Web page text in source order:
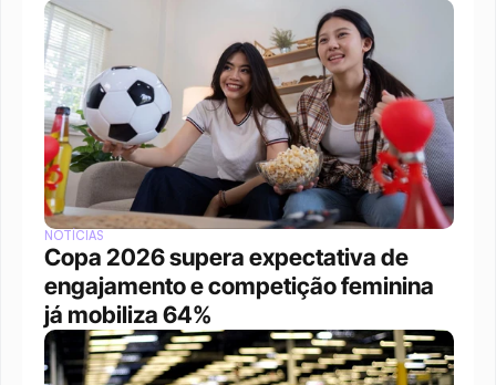
NOTÍCIAS
Copa 2026 supera expectativa de
engajamento e competição feminina
já mobiliza 64%